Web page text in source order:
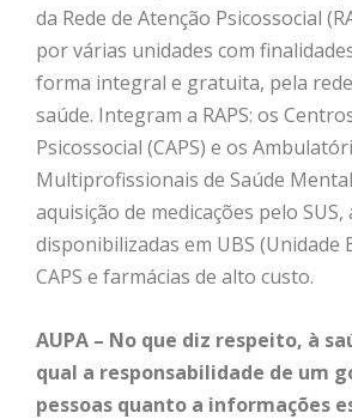
da Rede de Atenção Psicossocial
por várias unidades com
forma integral e gratuita, pela
saúde. Integram a RAPS: os
Psicossocial (CAPS) e os
Multiprofissionais de Saúde
aquisição de medicações pelo
disponibilizadas em UBS (Unidade
CAPS e farmácias de alto custo.
AUPA – No que diz respeito, à
qual a responsabilidade de um
pessoas quanto a informações